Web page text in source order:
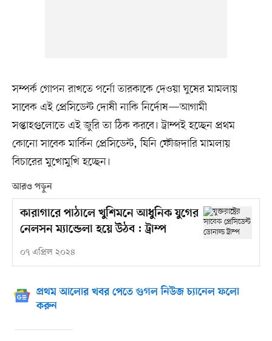
সম্পর্ক গোপন রাখতে পর্নো তারকাকে দেওয়া ঘুষের মামলায়
সাবেক এই প্রেসিডেন্ট দোষী নাকি নির্দোষ—আগামী
সপ্তাহগুলোতে এই জুরি তা ঠিক করবে। ট্রাম্পই হচ্ছেন প্রথম
কোনো সাবেক মার্কিন প্রেসিডেন্ট, যিনি ফৌজদারি মামলায়
বিচারের মুখোমুখি হচ্ছেন।
আরও পড়ুন
কারাগারে পাঠালে খুশিমনে আধুনিক যুগের
নেলসন ম্যান্ডেলা হয়ে উঠব : ট্রাম্প
০৭ এপ্রিল ২০২৪
প্রথম আলোর খবর পেতে গুগল নিউজ চ্যানেল ফলো
করুন